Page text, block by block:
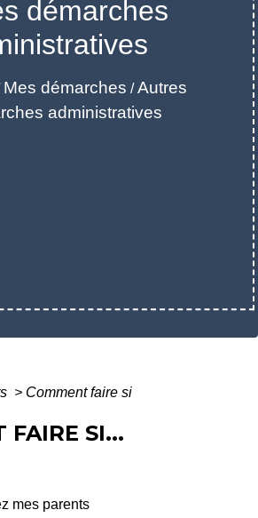
démarches
Mes démarches /Autres
administratives
> Comment faire si
FAIRE SI...
mes parents